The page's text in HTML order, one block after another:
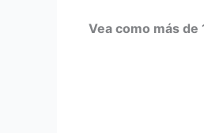
Vea como más